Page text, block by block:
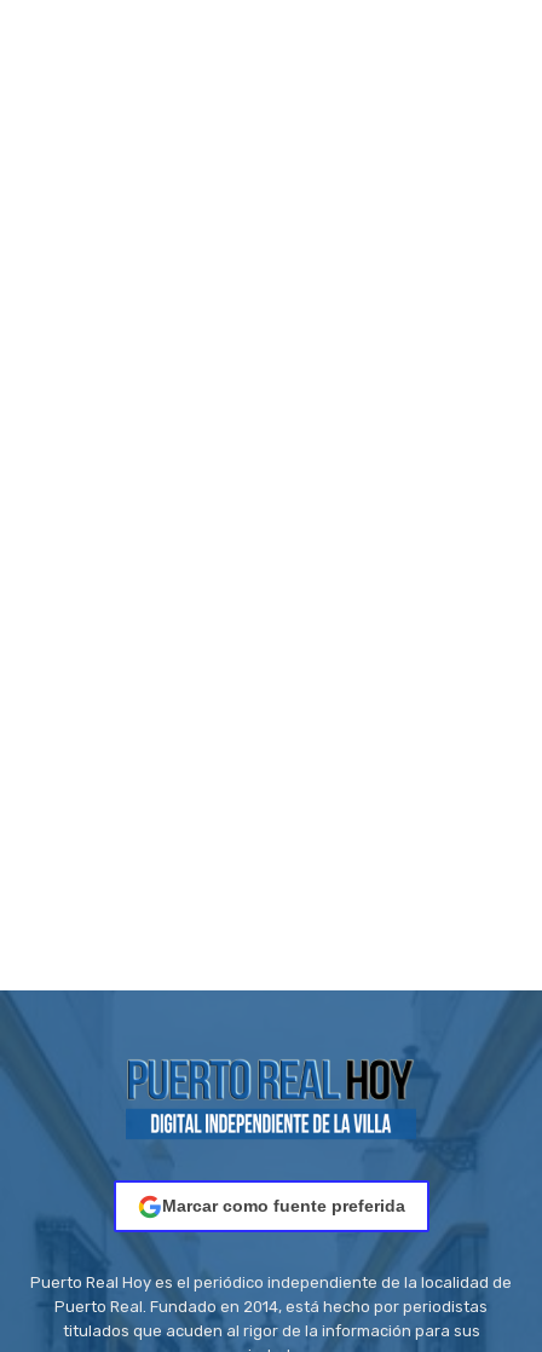
Marcar como fuente preferida
Puerto Real Hoy es el periódico independiente de la localidad de
Puerto Real. Fundado en 2014, está hecho por periodistas
titulados que acuden al rigor de la información para sus